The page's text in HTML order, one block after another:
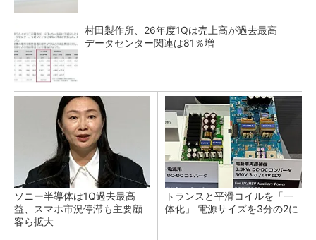
村田製作所、26年度1Qは売上高が過去最高
データセンター関連は81％増
ソニー半導体は1Q過去最高
益、スマホ市況停滞も主要顧
客ら拡大
トランスと平滑コイルを「一
体化」 電源サイズを3分の2に